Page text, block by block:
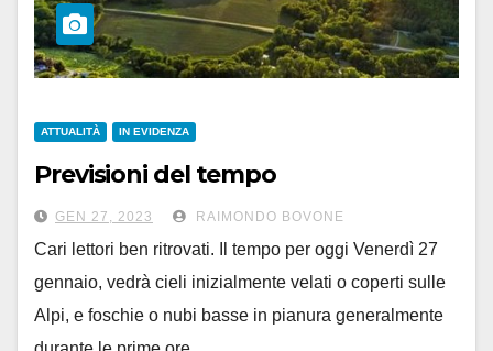
ATTUALITÀ IN EVIDENZA
Previsioni del tempo
GEN 27, 2023 RAIMONDO BOVONE
Cari lettori ben ritrovati. Il tempo per oggi Venerdì 27
gennaio, vedrà cieli inizialmente velati o coperti sulle
Alpi, e foschie o nubi basse in pianura generalmente